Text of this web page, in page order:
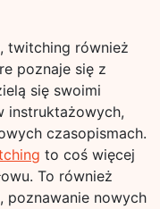
twitching również
poznaje się z
się swoimi
instruktażowych,
czasopismach.
to coś więcej
To również
poznawanie nowych